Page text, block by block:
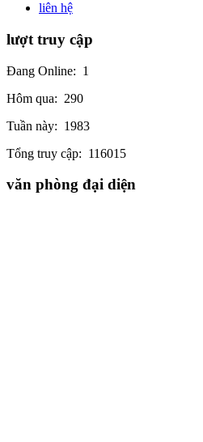
liên hệ
lượt truy cập
Đang Online: 1
Hôm qua: 290
Tuần này: 1983
Tổng truy cập: 116015
văn phòng đại diện